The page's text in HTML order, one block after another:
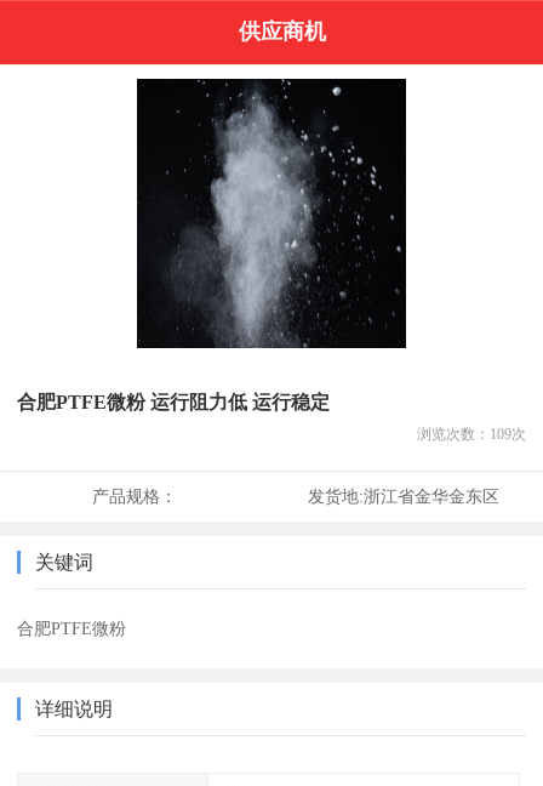
供应商机
合肥PTFE微粉 运行阻力低 运行稳定
浏览次数： 109次
产品规格： 发货地:浙江省金华金东区
关键词
合肥PTFE微粉
详细说明